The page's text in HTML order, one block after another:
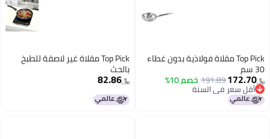
Top Pick مقلاة فولاذية بدون غطاء
30 سم
﷼‏172.70
191.89خصم 10%
أقل سعر في السنة
أقل سعر في السنة
Top Pick مقلاة غير لاصقة للطبخ
بالحث
﷼‏82.86